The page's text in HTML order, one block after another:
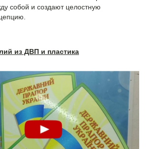
собой и создают целостную
из ДВП и пластика